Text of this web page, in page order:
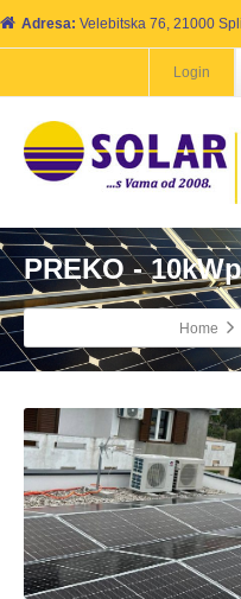
Adresa: Velebitska 76, 21000
Login
PREKO - 10kWp
Home